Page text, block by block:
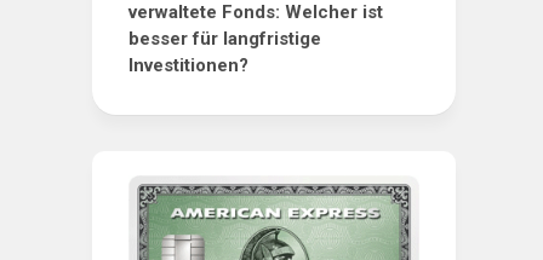
verwaltete Fonds: Welcher ist
besser für langfristige
Investitionen?